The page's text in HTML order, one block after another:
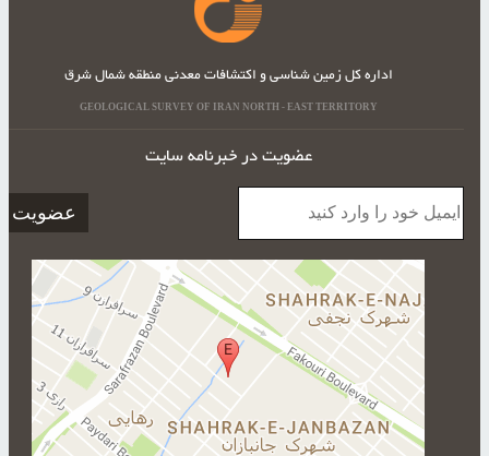
اداره کل زمین شناسی و اکتشافات معدنی منطقه شمال شرق
GEOLOGICAL SURVEY OF IRAN NORTH - EAST TERRITORY
عضویت در خبرنامه سایت
ایمیل
خود
عضویت